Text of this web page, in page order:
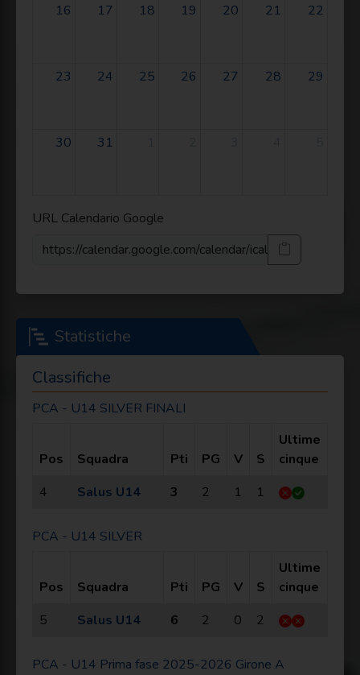
16 17 18 19 20 21 22
23 24 25 26 27 28 29
30 31
URL Calendario Google
https://calendar.google.com/calendar/ical/
Statistiche
Classifiche
PCA - U14 SILVER FINALI
Pos Squadra Pti PG V S
Ultime
cinque
4
Salus U14 3 2 1 1
PCA - U14 SILVER
Pos Squadra Pti PG V S
Ultime
cinque
5
Salus U14 6 2 0 2
PCA - U14 Prima fase 2025-2026 Girone A